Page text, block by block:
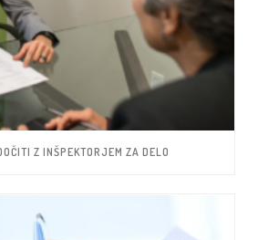
Z INŠPEKTORJEM ZA DELO